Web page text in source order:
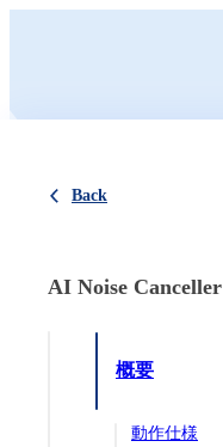
Back
AI Noise Canceller
概要
動作仕様